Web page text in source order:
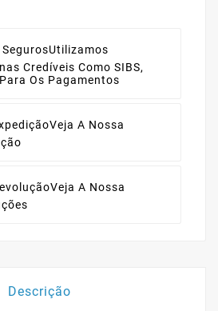
Utilizamos
Credíveis Como SIBS,
Os Pagamentos
Veja A Nossa
Veja A Nossa
Descrição